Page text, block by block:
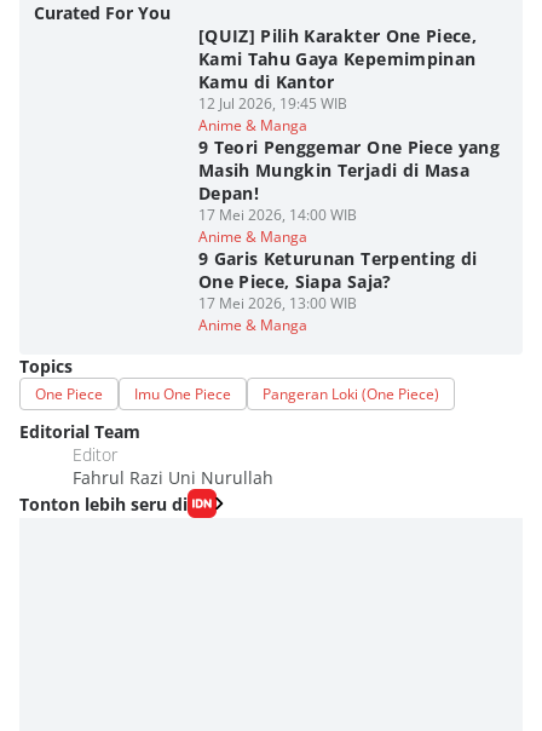
Curated For You
[QUIZ] Pilih Karakter One Piece,
Kami Tahu Gaya Kepemimpinan
Kamu di Kantor
12 Jul 2026, 19:45 WIB
Anime & Manga
9 Teori Penggemar One Piece yang
Masih Mungkin Terjadi di Masa
Depan!
17 Mei 2026, 14:00 WIB
Anime & Manga
9 Garis Keturunan Terpenting di
One Piece, Siapa Saja?
17 Mei 2026, 13:00 WIB
Anime & Manga
Topics
One Piece Imu One Piece Pangeran Loki (One Piece)
Editorial Team
Editor
Fahrul Razi Uni Nurullah
Tonton lebih seru di